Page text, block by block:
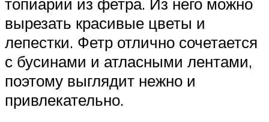
вырезать красивые цветы и
лепестки. Фетр отлично сочетается
с бусинами и атласными лентами,
поэтому выглядит нежно и
привлекательно.